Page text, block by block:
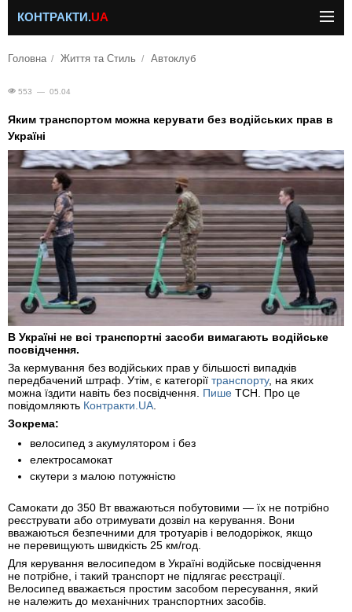
КОНТРАКТИ.UA
Головна Життя та Стиль Автоклуб
553 — 05.04
Яким транспортом можна керувати без водійських прав в
Україні
В Україні не всі транспортні засоби вимагають водійське
посвідчення.
За кермування без водійських прав у більшості випадків
передбачений штраф. Утім, є категорії транспорту, на яких
можна їздити навіть без посвідчення. Пише ТСН. Про це
повідомляють Контракти.UA.
Зокрема:
велосипед з акумулятором і без
електросамокат
скутери з малою потужністю
Самокати до 350 Вт вважаються побутовими — їх не потрібно
реєструвати або отримувати дозвіл на керування. Вони
вважаються безпечними для тротуарів і велодоріжок, якщо
не перевищують швидкість 25 км/год.
Для керування велосипедом в Україні водійське посвідчення
не потрібне, і такий транспорт не підлягає реєстрації.
Велосипед вважається простим засобом пересування, який
не належить до механічних транспортних засобів.